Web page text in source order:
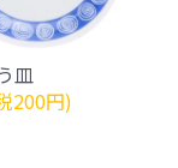
皿
200円)